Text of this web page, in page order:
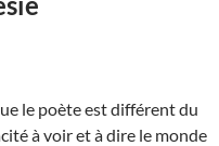
le poète est différent du
à voir et à dire le monde